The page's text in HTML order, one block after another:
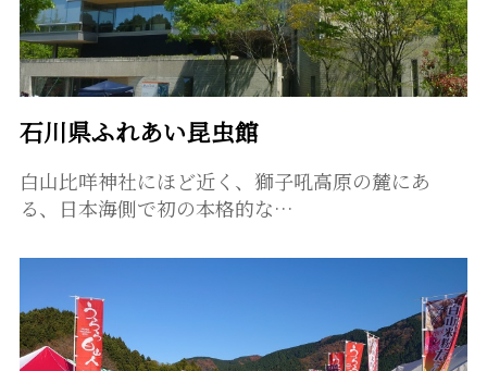
石川県ふれあい昆虫館
白山比咩神社にほど近く、獅子吼高原の麓にあ
る、日本海側で初の本格的な…